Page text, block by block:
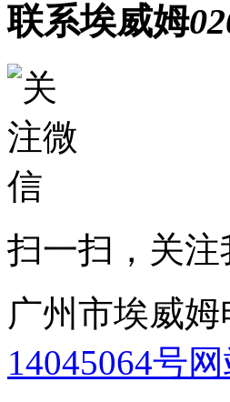
联系埃威姆
扫一扫，关注
广州市埃威
14045064号